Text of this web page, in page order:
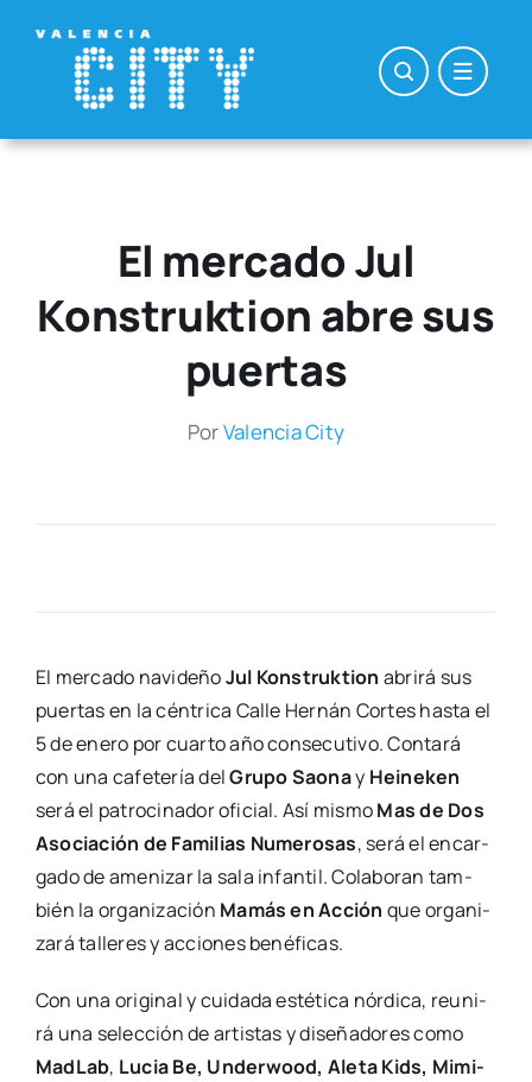
contenido
El mercado Jul
Konstruktion abre sus
puertas
PorValen­cia City
El mer­ca­do navi­de­ñoJul Kons­truk­tion abri­rá sus
puer­tas en la cén­tri­ca Calle Her­nán Cor­tes has­ta el
5 de enero por cuar­to año con­se­cu­ti­vo. Con­ta­rá
con una cafe­te­ría delGru­po Sao­nay Hei­ne­ken
será el patro­ci­na­dor ofi­cial. Así mis­moMas de Dos
Aso­cia­ción de Fami­lias Nume­ro­sas, será el encar­
ga­do de ame­ni­zar la sala infan­til. Cola­bo­ran tam­
bién la orga­ni­za­ción Mamás en Acción que orga­ni­
za­rá talle­res y accio­nes bené­fi­cas.
Con una ori­gi­nal y cui­da­da esté­ti­ca nór­di­ca, reu­ni­
rá una selec­ción de artis­tas y dise­ña­do­res como
Mad­Lab, Lucia Be, Under­wood, Ale­ta Kids, Mimi­